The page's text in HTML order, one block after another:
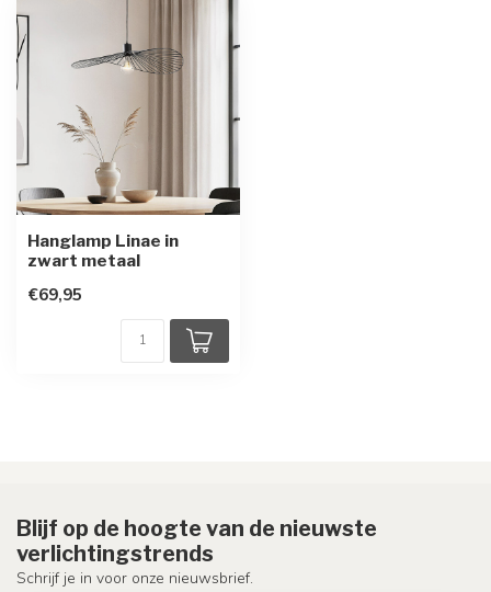
Hanglamp Linae in
zwart metaal
€69,95
Blijf op de hoogte van de nieuwste
verlichtingstrends
Schrijf je in voor onze nieuwsbrief.